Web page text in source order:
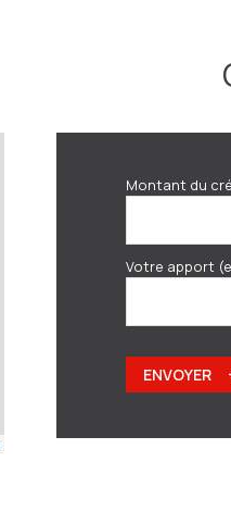
Montant du
Votre apport
ENVOYER